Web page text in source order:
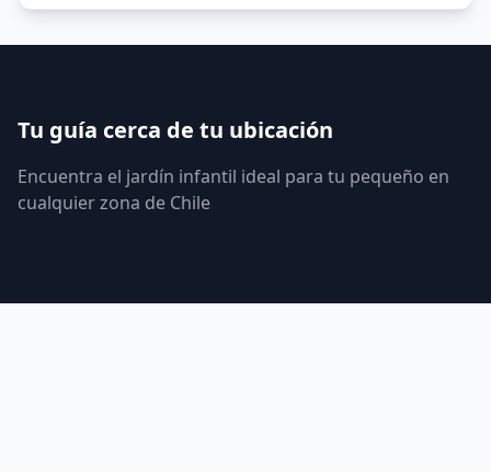
Tu guía cerca de tu ubicación
Encuentra el jardín infantil ideal para tu pequeño en
cualquier zona de Chile